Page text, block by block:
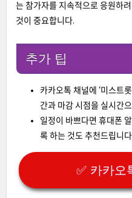
는 참가자를 지속적으로 응원하
것이 중요합니다.
추가 팁
카카오톡 채널에 ‘미스트
간과 마감 시점을 실시간
일정이 바쁘다면 휴대폰
록 하는 것도 추천드립니
✅ 카카오